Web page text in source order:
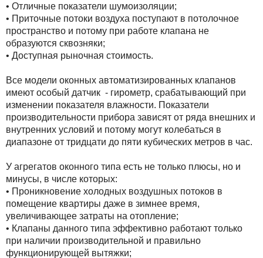
• Отличные показатели шумоизоляции;
• Приточные потоки воздуха поступают в потолочное
пространство и потому при работе клапана не
образуются сквозняки;
• Доступная рыночная стоимость.
Все модели оконных автоматизированных клапанов
имеют особый датчик - гирометр, срабатывающий при
изменении показателя влажности. Показатели
производительности прибора зависят от ряда внешних и
внутренних условий и потому могут колебаться в
диапазоне от тридцати до пяти кубических метров в час.
У агрегатов оконного типа есть не только плюсы, но и
минусы, в числе которых:
• Проникновение холодных воздушных потоков в
помещение квартиры даже в зимнее время,
увеличивающее затраты на отопление;
• Клапаны данного типа эффективно работают только
при наличии производительной и правильно
функционирующей вытяжки;